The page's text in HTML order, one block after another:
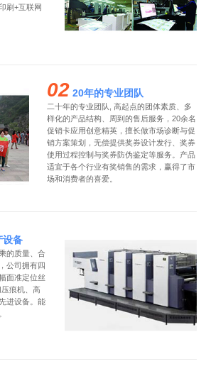
刷+互联网
02 20年的专业团队
二十年的专业团队, 高起点的团体素质、多
样化的产品结构、周到的售后服务，20余名
促销卡应用创意精英，擅长做市场诊断与促
销方案策划，无偿提供奖券设计发行、奖券
使用过程控制与奖券防伪鉴定等服务。产品
适宜于各个行业有奖销售的需求，赢得了市
场和消费者的喜爱。
设备
的质量、合
公司拥有四
面准定位丝
痕机、高
进设备。能